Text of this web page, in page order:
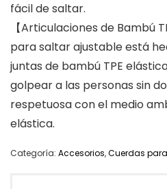
fácil de saltar.
【Articulaciones de Bambú
para saltar ajustable está
juntas de bambú TPE
golpear a las personas sin
respetuosa con el medio
elástica.
Categoría: Accesorios,Cuerdas